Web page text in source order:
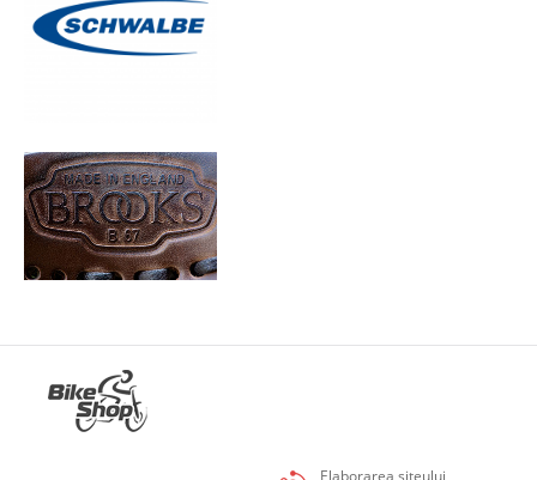
Elaborarea siteului